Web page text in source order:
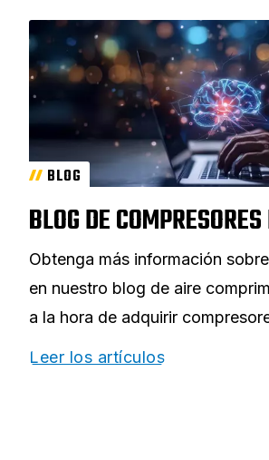
BLOG
BLOG DE
Obtenga más información
en nuestro blog de aire
a la hora de adquirir
Leer los artículos